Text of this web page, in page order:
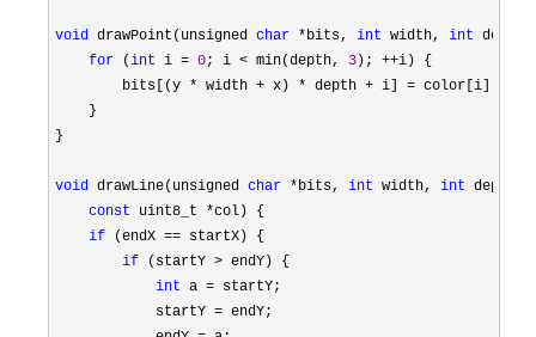
void drawPoint(unsigned char *bits, int width, int
for (int i = 0; i < min(depth, 3); ++i) {
        bits[(y
* width + x) * depth + i] = color[i];
    }
}
void drawLine(unsigned char *bits, int width, int depth,
const uint8_t *col) {
if (endX == startX) {
if (startY > endY) {
int a = startY;
            startY
= endY;